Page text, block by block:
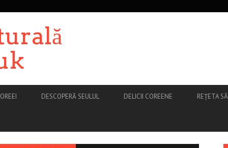
DESCOPERĂ SEULUL DELICII COREENE REȚETA